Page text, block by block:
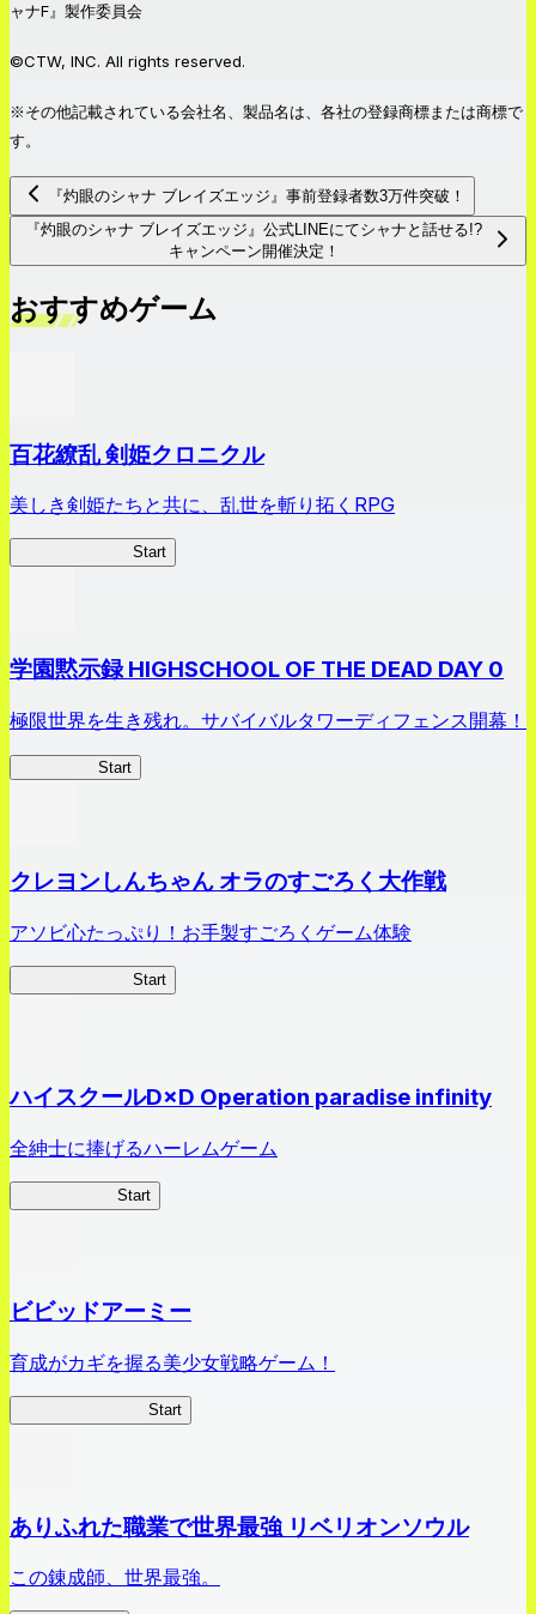
ャナF』製作委員会
©CTW, INC. All rights reserved.
※その他記載されている会社名、製品名は、各社の登録商標または商標で
す。
『灼眼のシャナ ブレイズエッジ』事前登録者数3万件突破！
『灼眼のシャナ ブレイズエッジ』公式LINEにてシャナと話せる!?
キャンペーン開催決定！
おすすめゲーム
百花繚乱 剣姫クロニクル
美しき剣姫たちと共に、乱世を斬り拓くRPG
Start
学園黙示録 HIGHSCHOOL OF THE DEAD DAY 0
極限世界を生き残れ。サバイバルタワーディフェンス開幕！
Start
クレヨンしんちゃん オラのすごろく大作戦
アソビ心たっぷり！お手製すごろくゲーム体験
Start
ハイスクールD×D Operation paradise infinity
全紳士に捧げるハーレムゲーム
Start
ビビッドアーミー
育成がカギを握る美少女戦略ゲーム！
Start
ありふれた職業で世界最強 リベリオンソウル
この錬成師、世界最強。